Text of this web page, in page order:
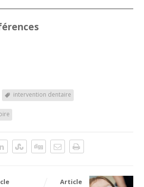
intervention dentaire
Article